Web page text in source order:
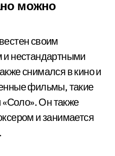
можно
своим
и нестандартными
снимался в кино и
фильмы, такие
«Соло». Он также
и занимается